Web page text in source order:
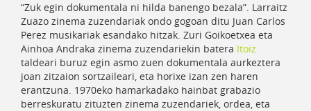
“Zuk egin dokumentala ni hilda banengo bezala”. Larraitz
Zuazo zinema zuzendariak ondo gogoan ditu Juan Carlos
Perez musikariak esandako hitzak. Zuri Goikoetxea eta
Ainhoa Andraka zinema zuzendariekin batera Itoiz
taldeari buruz egin asmo zuen dokumentala aurkeztera
joan zitzaion sortzaileari, eta horixe izan zen haren
erantzuna. 1970eko hamarkadako hainbat grabazio
berreskuratu zituzten zinema zuzendariek, ordea, eta